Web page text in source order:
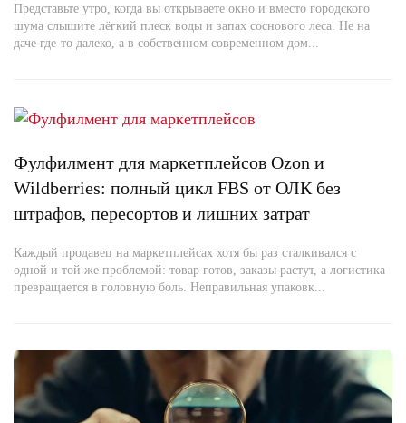
Представьте утро, когда вы открываете окно и вместо городского
шума слышите лёгкий плеск воды и запах соснового леса. Не на
даче где-то далеко, а в собственном современном дом...
Фулфилмент для маркетплейсов Ozon и
Wildberries: полный цикл FBS от ОЛК без
штрафов, пересортов и лишних затрат
Каждый продавец на маркетплейсах хотя бы раз сталкивался с
одной и той же проблемой: товар готов, заказы растут, а логистика
превращается в головную боль. Неправильная упаковк...